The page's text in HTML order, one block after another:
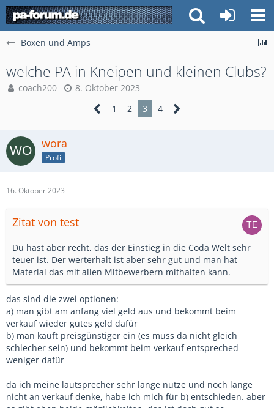
Boxen und Amps
welche PA in Kneipen und kleinen Clubs?
coach200
8. Oktober 2023
1
2 3 4
wora
Profi
16. Oktober 2023
Zitat von test
Du hast aber recht, das der Einstieg in die Coda Welt sehr
teuer ist. Der werterhalt ist aber sehr gut und man hat
Material das mit allen Mitbewerbern mithalten kann.
das sind die zwei optionen:
a) man gibt am anfang viel geld aus und bekommt beim
verkauf wieder gutes geld dafür
b) man kauft preisgünstiger ein (es muss da nicht gleich
schlecher sein) und bekommt beim verkauf entspreched
weniger dafür
da ich meine lautsprecher sehr lange nutze und noch lange
nicht an verkauf denke, habe ich mich für b) entschieden. aber